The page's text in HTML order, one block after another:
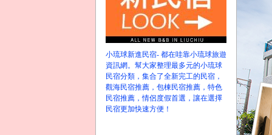
小琉球民宿推薦
【小琉球民宿特約】東港停車場!!看這邊
小琉球民宿 最完整的旅遊資訊都在這
【哇靠小琉球】新版官網熱情開站
【哇靠小琉球粉絲團】即時動態!!
小琉球新進民宿- 都在哇靠小琉球旅遊
資訊網。幫大家整理最多元的小琉球
民宿分類，集合了全新完工的民宿，
觀海民宿推薦，包棟民宿推薦，特色
民宿推薦，情侶度假首選，讓在選擇
民宿更加快速方便！